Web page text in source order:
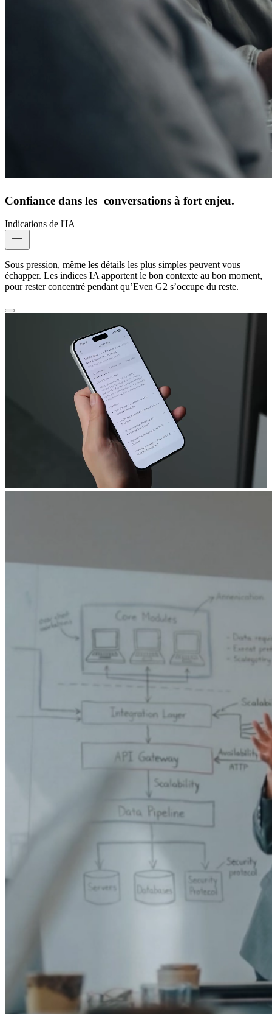
Confiance dans les conversations à fort enjeu.
Indications de l'IA
Sous pression, même les détails les plus simples peuvent vous
échapper. Les indices IA apportent le bon contexte au bon moment,
pour rester concentré pendant qu’Even G2 s’occupe du reste.